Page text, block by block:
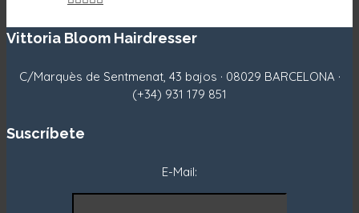
Vittoria Bloom Hairdresser
C/Marquès de Sentmenat, 43 bajos · 08029 BARCELONA ·
(+34) 931 179 851
Suscríbete
E-Mail:
Rechazar